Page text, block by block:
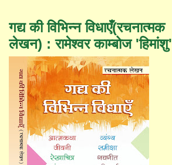
गद्य की विभिन्न विधाएँ(रचनात्मक
लेखन) : रामेश्वर काम्बोज 'हिमांशु'